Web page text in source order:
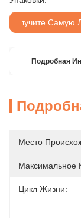
Получите Самую
Подробная
Место
Максимальное
Цикл Жизни: